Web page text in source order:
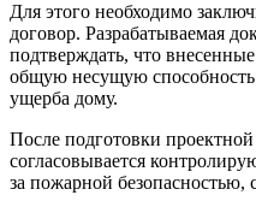
Для этого необходимо
договор. Разрабатываемая
подтверждать, что
общую несущую
ущерба дому.
После подготовки
согласовывается
за пожарной безопасностью,